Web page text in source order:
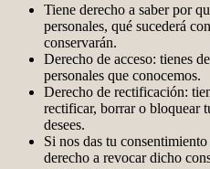
Tiene derecho a saber por
personales, qué sucederá
conservarán.
Derecho de acceso: tienes
personales que conocemos.
Derecho de rectificación:
rectificar, borrar o bloquear
desees.
Si nos das tu
derecho a revocar dicho